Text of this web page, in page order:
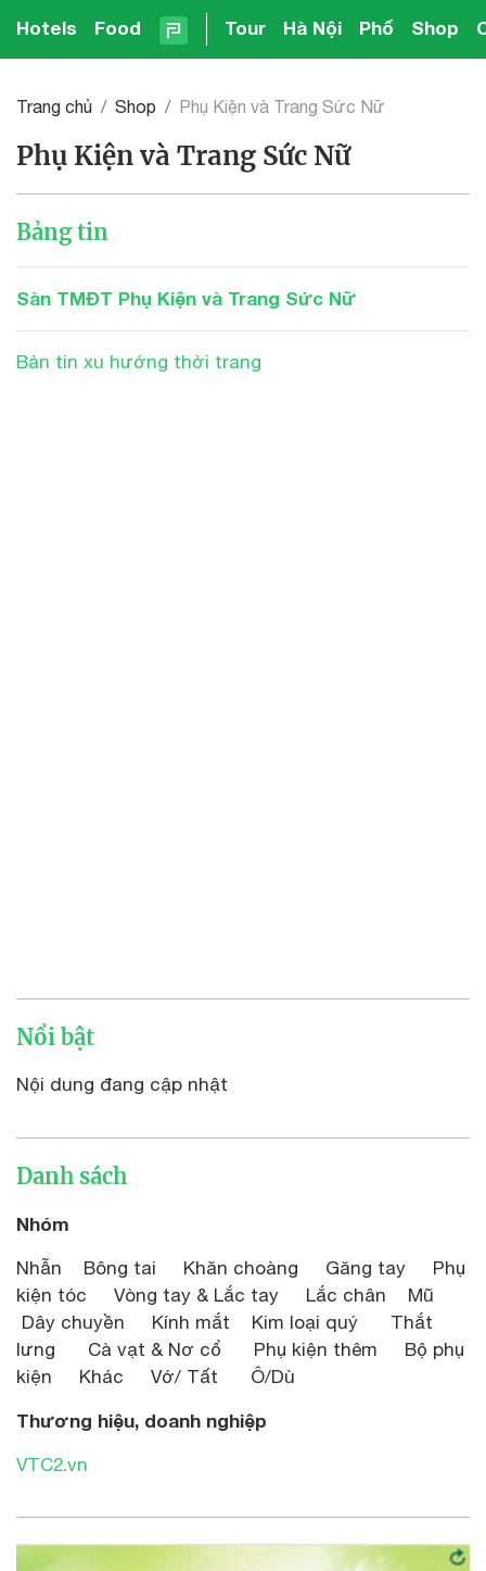
Hotels Food Tour Hà Nội Phố Shop
Trang chủ Shop Phụ Kiện và Trang Sức Nữ
Phụ Kiện và Trang Sức Nữ
Bảng tin
Sàn TMĐT Phụ Kiện và Trang Sức Nữ
Bản tin xu hướng thời trang
Nổi bật
Nội dung đang cập nhật
Danh sách
Nhóm
Nhẫn Bông tai Khăn choàng Găng tay Phụ
kiện tóc Vòng tay & Lắc tay Lắc chân Mũ
Dây chuyền Kính mắt Kim loại quý Thắt
lưng Cà vạt & Nơ cổ Phụ kiện thêm Bộ phụ
kiện Khác Vớ/ Tất Ô/Dù
Thương hiệu, doanh nghiệp
VTC2.vn